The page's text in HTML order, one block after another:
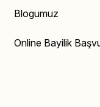
Blogumuz
Online Bayilik